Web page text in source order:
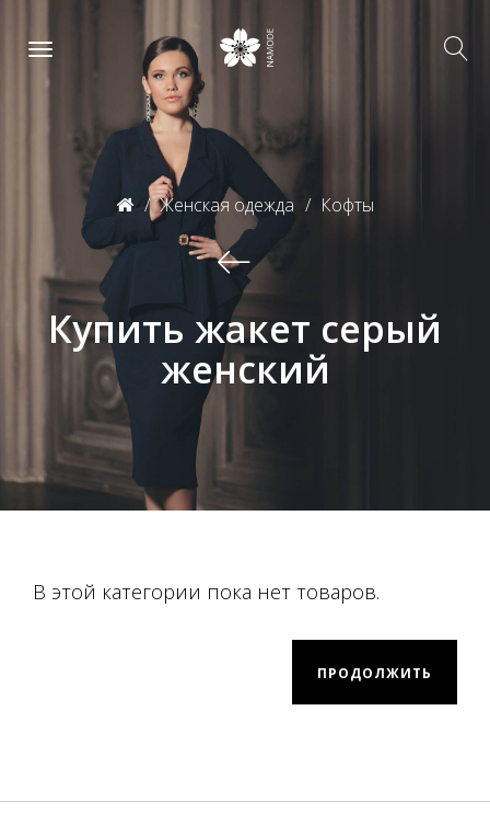
Женская одежда Кофты
Купить жакет серый
женский
В этой категории пока нет товаров.
ПРОДОЛЖИТЬ